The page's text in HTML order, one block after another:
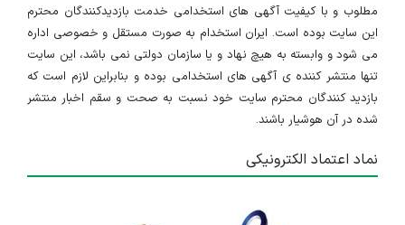
مطلوب و با کیفیت آگهی های استخدامی خدمت بازدیدکنندگان محترم
این سایت بوده است. ایران استخدام به صورت مستقل و خصوصی اداره
می شود و وابسته به هیچ نهاد و یا سازمان دولتی نمی باشد، این سایت
تنها منتشر کننده ی آگهی های استخدامی بوده و بنابراین لازم است که
بازدید کنندگان محترم سایت خود نسبت به صحت و سقم اخبار منتشر
شده در آن هوشیار باشند.
نماد اعتماد الکترونیکی